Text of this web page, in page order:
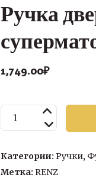
Ручка
1,749.00₽
Количество
товара
дверная
Категории: Ручки,
Метка: RENZ